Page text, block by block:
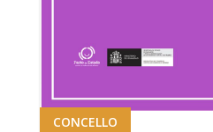
CONCELLO